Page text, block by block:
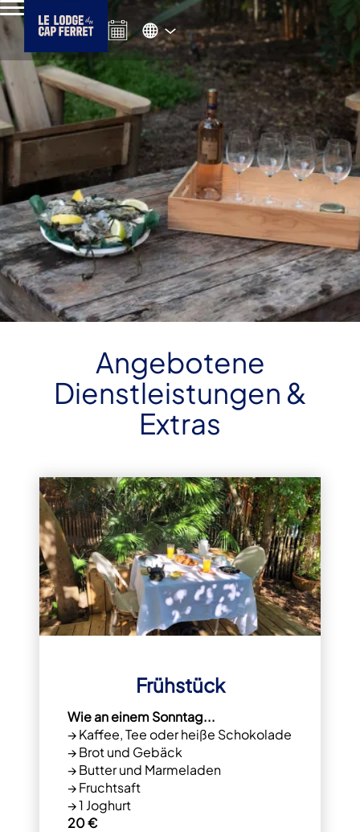
Angebotene
Dienstleistungen &
Extras
Frühstück
Wie an einem Sonntag...
→ Kaffee, Tee oder heiße Schokolade
→ Brot und Gebäck
→ Butter und Marmeladen
→ Fruchtsaft
→ 1 Joghurt
20 €